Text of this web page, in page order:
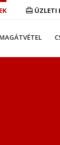
ÜZLETI